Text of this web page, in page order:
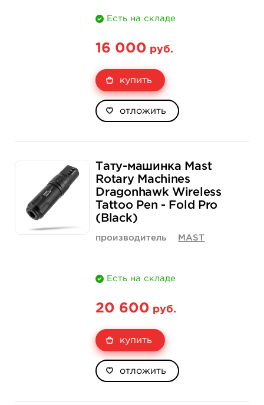
Есть на складе
16 000 руб.
купить
отложить
Тату-машинка Mast
Rotary Machines
Dragonhawk Wireless
Tattoo Pen - Fold Pro
(Black)
производитель MAST
Есть на складе
20 600 руб.
купить
отложить